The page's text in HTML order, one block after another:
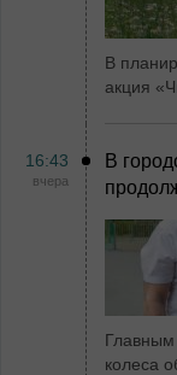
В
акция
16:43
вчера
В
Главным
колеса